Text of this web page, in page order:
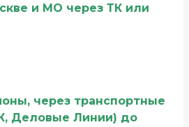
и МО через ТК или
через транспортные
Деловые Линии) до